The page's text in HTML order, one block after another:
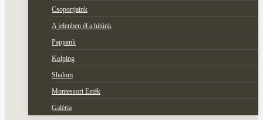
Csoportjaink
A jelenben él a hitünk
Papjaink
Kolping
Shalom
Montessori Esték
Galéria